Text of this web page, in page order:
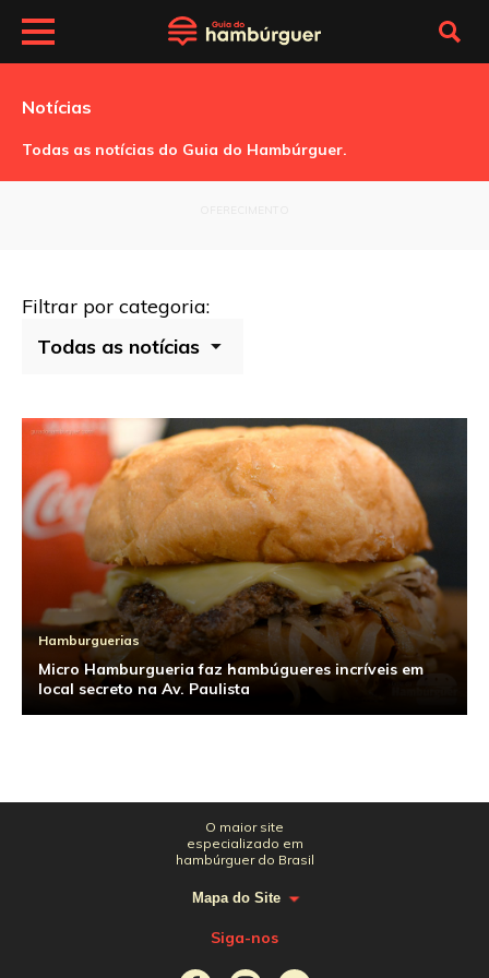
Notícias
Todas as notícias do Guia do Hambúrguer.
Filtrar por categoria:
Hamburguerias
Micro Hamburgueria faz hambúgueres incríveis em
local secreto na Av. Paulista
O maior site
especializado em
hambúrguer do Brasil
Mapa do Site
Siga-nos